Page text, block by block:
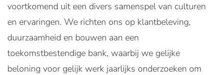
voortkomend uit een divers samenspel van culturen
en ervaringen. We richten ons op klantbeleving,
duurzaamheid en bouwen aan een
toekomstbestendige bank, waarbij we gelijke
beloning voor gelijk werk jaarlijks onderzoeken om